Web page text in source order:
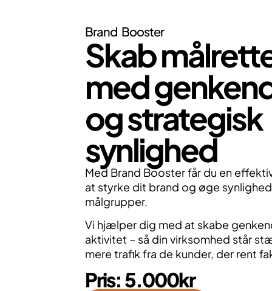
Brand Booster
Skab
med
og strategisk
synlighed
Med Brand Booster får du en
at styrke dit brand og øge
målgrupper.
Vi hjælper dig med at skabe
aktivitet – så din virksomhed står
mere trafik fra de kunder, der rent
Pris: 5.000kr